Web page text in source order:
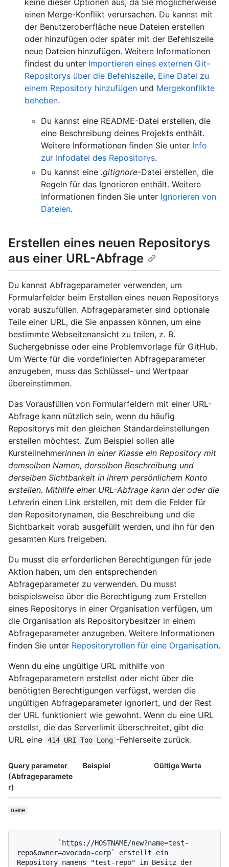
keine dieser Optionen aus, da Sie möglicherweise
einen Merge-Konflikt verursachen. Du kannst mit
der Benutzeroberfläche neue Dateien erstellen
oder hinzufügen oder später mit der Befehlszeile
neue Dateien hinzufügen. Weitere Informationen
findest du unter Importieren eines externen Git-
Repositorys über die Befehlszeile, Eine Datei zu
einem Repository hinzufügen und Mergekonflikte
beheben.
Du kannst eine README-Datei erstellen, die
eine Beschreibung deines Projekts enthält.
Weitere Informationen finden Sie unter Info
zur Infodatei des Repositorys.
Du kannst eine .gitignore-Datei erstellen, die
Regeln für das Ignorieren enthält. Weitere
Informationen finden Sie unter Ignorieren von
Dateien.
Erstellen eines neuen Repositorys
aus einer URL-Abfrage
Du kannst Abfrageparameter verwenden, um
Formularfelder beim Erstellen eines neuen Repositorys
vorab auszufüllen. Abfrageparameter sind optionale
Teile einer URL, die Sie anpassen können, um eine
bestimmte Webseitenansicht zu teilen, z. B.
Suchergebnisse oder eine Problemvorlage für GitHub.
Um Werte für die vordefinierten Abfrageparameter
anzugeben, muss das Schlüssel- und Wertpaar
übereinstimmen.
Das Vorausfüllen von Formularfeldern mit einer URL-
Abfrage kann nützlich sein, wenn du häufig
Repositorys mit den gleichen Standardeinstellungen
erstellen möchtest. Zum Beispiel sollen alle
Kursteilnehmerinnen in einer Klasse ein Repository mit
demselben Namen, derselben Beschreibung und
derselben Sichtbarkeit in ihrem persönlichem Konto
erstellen. Mithilfe einer URL-Abfrage kann der oder die
Lehrerin einen Link erstellen, mit dem die Felder für
den Repositorynamen, die Beschreibung und die
Sichtbarkeit vorab ausgefüllt werden, und ihn für den
gesamten Kurs freigeben.
Du musst die erforderlichen Berechtigungen für jede
Aktion haben, um den entsprechenden
Abfrageparameter zu verwenden. Du musst
beispielsweise über die Berechtigung zum Erstellen
eines Repositorys in einer Organisation verfügen, um
die Organisation als Repositorybesitzer in einem
Abfrageparameter anzugeben. Weitere Informationen
finden Sie unter Repositoryrollen für eine Organisation.
Wenn du eine ungültige URL mithilfe von
Abfrageparametern erstellst oder nicht über die
benötigten Berechtigungen verfügst, werden die
ungültigen Abfrageparameter ignoriert, und der Rest
der URL funktioniert wie gewohnt. Wenn du eine URL
erstellst, die das Serverlimit überschreitet, gibt die
URL eine
414 URI Too Long -Fehlerseite zurück.
Query parameter
(Abfrageparamete
r)
Beispiel Gültige Werte
name
repo&owner=avocado-corp` erstellt ein
Repository namens "test-repo" im Besitz der